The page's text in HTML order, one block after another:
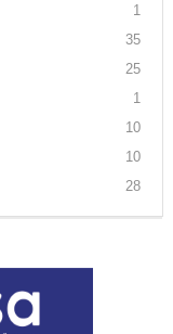
1
35
25
1
10
10
28